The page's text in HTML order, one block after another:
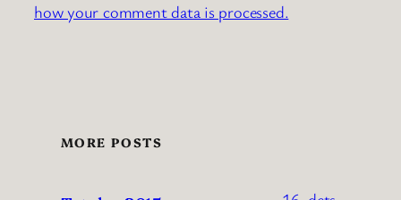
how your comment data is processed.
MORE POSTS